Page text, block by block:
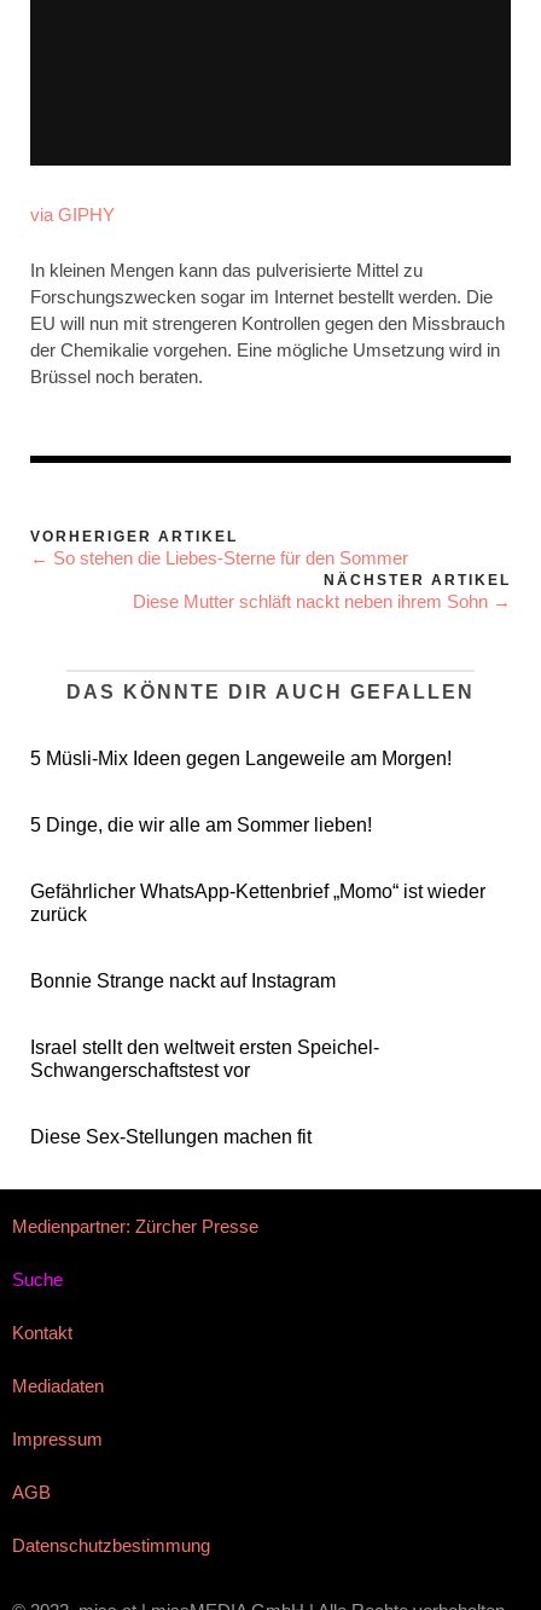
via GIPHY
In kleinen Mengen kann das pulverisierte Mittel zu
Forschungszwecken sogar im Internet bestellt werden. Die
EU will nun mit strengeren Kontrollen gegen den Missbrauch
der Chemikalie vorgehen. Eine mögliche Umsetzung wird in
Brüssel noch beraten.
VORHERIGER ARTIKEL
← So stehen die Liebes-Sterne für den Sommer
NÄCHSTER ARTIKEL
Diese Mutter schläft nackt neben ihrem Sohn →
DAS KÖNNTE DIR AUCH GEFALLEN
5 Müsli-Mix Ideen gegen Langeweile am Morgen!
5 Dinge, die wir alle am Sommer lieben!
Gefährlicher WhatsApp-Kettenbrief „Momo“ ist wieder
zurück
Bonnie Strange nackt auf Instagram
Israel stellt den weltweit ersten Speichel-
Schwangerschaftstest vor
Diese Sex-Stellungen machen fit
Medienpartner: Zürcher Presse
Suche
Kontakt
Mediadaten
Impressum
AGB
Datenschutzbestimmung